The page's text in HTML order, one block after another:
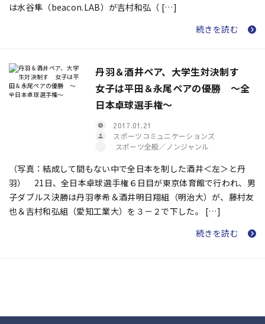
は水谷隼（beacon.LAB）が吉村和弘（ […]
続きを読む
丹羽＆酒井ペア、大学生対決制す
女子は平田＆永尾ペアの優勝 ～全
日本卓球選手権～
2017.01.21
スポーツコミュニケーションズ
スポーツ全般／ノンジャンル
（写真：結成して間もない中で全日本を制した酒井＜左＞と丹
羽） 21日、全日本卓球選手権６日目が東京体育館で行われ、男
子ダブルス決勝は丹羽孝希＆酒井明日翔組（明治大）が、藤村友
也＆吉村和弘組（愛知工業大）を３－２で下した。 […]
続きを読む